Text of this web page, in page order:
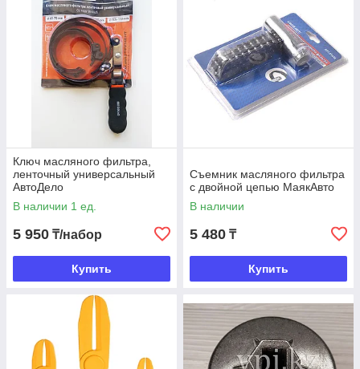
Ключ масляного фильтра,
ленточный универсальный
АвтоДело
В наличии 1 ед.
5 950 ₸/набор
Купить
Съемник масляного фильтра
с двойной цепью МаякАвто
В наличии
5 480 ₸
Купить